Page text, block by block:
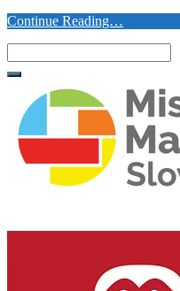
Continue Reading…
for: